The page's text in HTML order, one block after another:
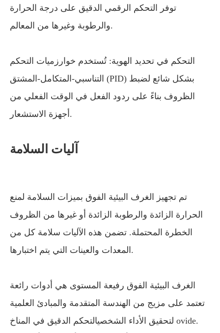
توفر التحكم الرقمي الدقيق على درجة الحرارة
والرطوبة وغيرها من المعالم.
التحكم في تحديد الهوية: تُستخدم خوارزميات التحكم
التناسبي-المتكامل-المشتق (PID) بشكل شائع لضبط
الظروف بناءً على ردود الفعل في الوقت الفعلي من
أجهزة الاستشعار.
آليات السلامة
تم تجهيز الغرف البيئية الفوق بميزات السلامة لمنع
الحرارة الزائدة والرطوبة الزائدة أو غيرها من الظروف
الخطرة المحتملة. تضمن هذه الآليات سلامة كل من
المعدات والعينات التي يتم اختبارها.
الغرف البيئية الفوق رفيعة المستوى هي أدوات رائعة
تعتمد على مزيج من الهندسة المتقدمة والمبادئ العلمية
لتحقيق الأداء الشخصيالتحكم الدقيق في المناخ ovide.